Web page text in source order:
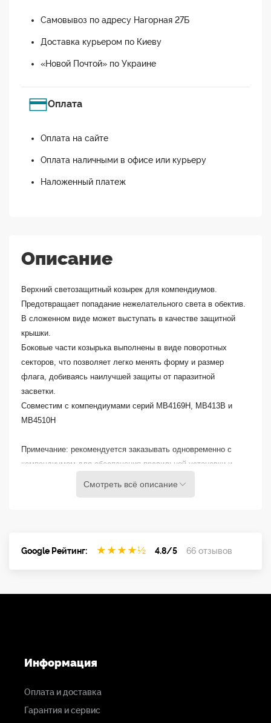
Самовывоз по адресу Нагорная 27Б
Доставка курьером по Киеву
«Новой Почтой» по Украине
Оплата
Оплата на сайте
Оплата наличными в офисе или курьеру
Наложенный платеж
Описание
Верхний светозащитный козырек для компендиумов.
Предотвращает попадание нежелательного света в обектив.
В сложенном виде может выступать в качестве защитной
крышки.
Боковые части козырька выполнены в виде поворотных
секторов, что позволяет легко менять форму и размер
флага, добиваясь наилучшей защиты от паразитной
засветки.
Совместим с компендиумами серий MB4169H, MB413B и
MB4510H
Примечание: рекомендуется заказывать одновременно с
компендиумом для обеспечения правильной установки и
Смотреть всё описание
Google Рейтинг: ★ ★ ★ ★½ 4.8/5 66 отзывов
Информация
Оплата и доставка
Гарантия и сервис